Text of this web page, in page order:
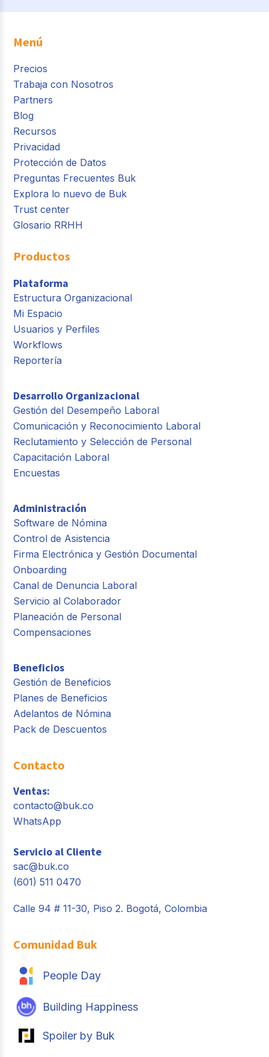
Menú
Precios
Trabaja con Nosotros
Partners
Blog
Recursos
Privacidad
Protección de Datos
Preguntas Frecuentes Buk
Explora lo nuevo de Buk
Trust center
Glosario RRHH
Productos
Plataforma
Estructura Organizacional
Mi Espacio
Usuarios y Perfiles
Workflows
Reportería
Desarrollo Organizacional
Gestión del Desempeño Laboral
Comunicación y Reconocimiento Laboral
Reclutamiento y Selección de Personal
Capacitación Laboral
Encuestas
Administración
Software de Nómina
Control de Asistencia
Firma Electrónica y Gestión Documental
Onboarding
Canal de Denuncia Laboral
Servicio al Colaborador
Planeación de Personal
Compensaciones
Beneficios
Gestión de Beneficios
Planes de Beneficios
Adelantos de Nómina
Pack de Descuentos
Contacto
Ventas:
contacto@buk.co
WhatsApp
Servicio al Cliente
sac@buk.co
(601) 511 0470
Calle 94 # 11-30, Piso 2. Bogotá, Colombia
Comunidad Buk
People Day
Building Happiness
Spoiler by Buk